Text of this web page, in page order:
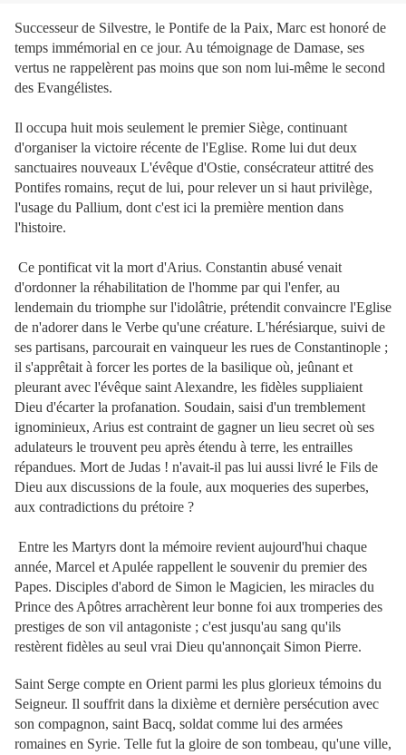
Successeur de Silvestre, le Pontife de la Paix, Marc est honoré de
temps immémorial en ce jour. Au témoignage de Damase, ses
vertus ne rappelèrent pas moins que son nom lui-même le second
des Evangélistes.
Il occupa huit mois seulement le premier Siège, continuant
d'organiser la victoire récente de l'Eglise. Rome lui dut deux
sanctuaires nouveaux L'évêque d'Ostie, consécrateur attitré des
Pontifes romains, reçut de lui, pour relever un si haut privilège,
l'usage du Pallium, dont c'est ici la première mention dans
l'histoire.
Ce pontificat vit la mort d'Arius. Constantin abusé venait
d'ordonner la réhabilitation de l'homme par qui l'enfer, au
lendemain du triomphe sur l'idolâtrie, prétendit convaincre l'Eglise
de n'adorer dans le Verbe qu'une créature. L'hérésiarque, suivi de
ses partisans, parcourait en vainqueur les rues de Constantinople ;
il s'apprêtait à forcer les portes de la basilique où, jeûnant et
pleurant avec l'évêque saint Alexandre, les fidèles suppliaient
Dieu d'écarter la profanation. Soudain, saisi d'un tremblement
ignominieux, Arius est contraint de gagner un lieu secret où ses
adulateurs le trouvent peu après étendu à terre, les entrailles
répandues. Mort de Judas ! n'avait-il pas lui aussi livré le Fils de
Dieu aux discussions de la foule, aux moqueries des superbes,
aux contradictions du prétoire ?
Entre les Martyrs dont la mémoire revient aujourd'hui chaque
année, Marcel et Apulée rappellent le souvenir du premier des
Papes. Disciples d'abord de Simon le Magicien, les miracles du
Prince des Apôtres arrachèrent leur bonne foi aux tromperies des
prestiges de son vil antagoniste ; c'est jusqu'au sang qu'ils
restèrent fidèles au seul vrai Dieu qu'annonçait Simon Pierre.
Saint Serge compte en Orient parmi les plus glorieux témoins du
Seigneur. Il souffrit dans la dixième et dernière persécution avec
son compagnon, saint Bacq, soldat comme lui des armées
romaines en Syrie. Telle fut la gloire de son tombeau, qu'une ville,